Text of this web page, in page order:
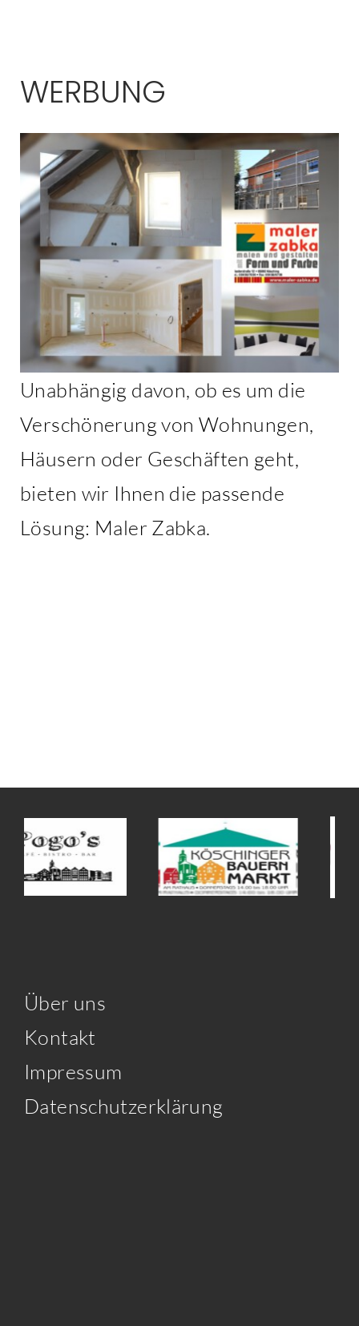
WERBUNG
Unabhängig davon, ob es um die
Verschönerung von Wohnungen,
Häusern oder Geschäften geht,
bieten wir Ihnen die passende
Lösung: Maler Zabka.
Über uns
Kontakt
Impressum
Datenschutzerklärung